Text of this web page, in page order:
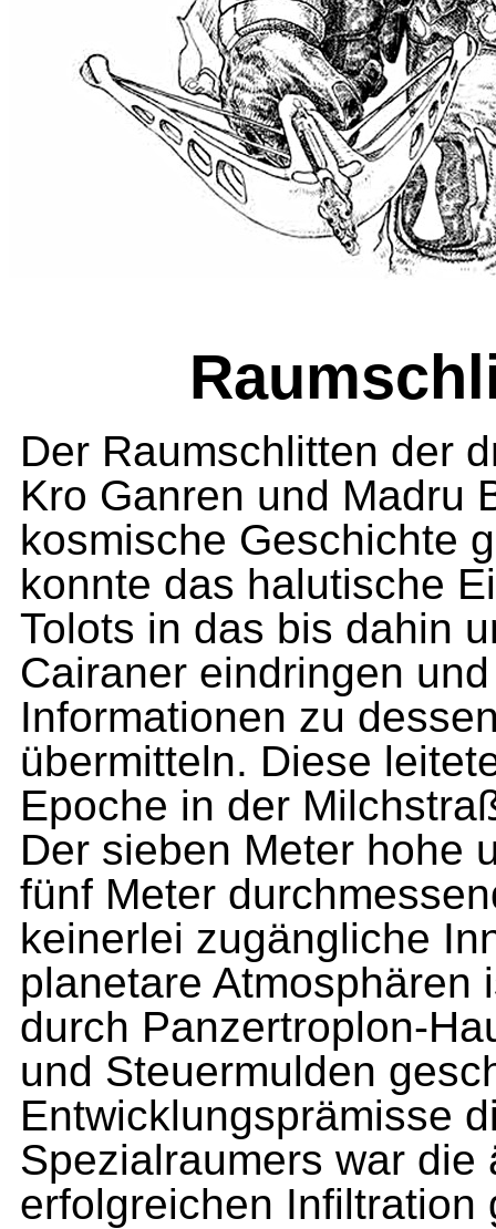
Der Raumschlitten der
Kro Ganren und Madru
kosmische Geschichte
konnte das halutische
Tolots in das bis dahin
Cairaner eindringen
Informationen zu
übermitteln. Diese
Epoche in der
Der sieben Meter hohe
fünf Meter
keinerlei zugängliche
planetare Atmosphären
durch Panzertroplon-
und Steuermulden
Entwicklungsprämisse
Spezialraumers war
erfolgreichen